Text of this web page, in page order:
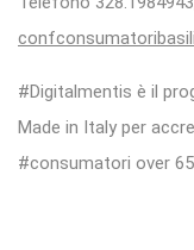
#Digitalmentis è il
Made in Italy per
#consumatori over